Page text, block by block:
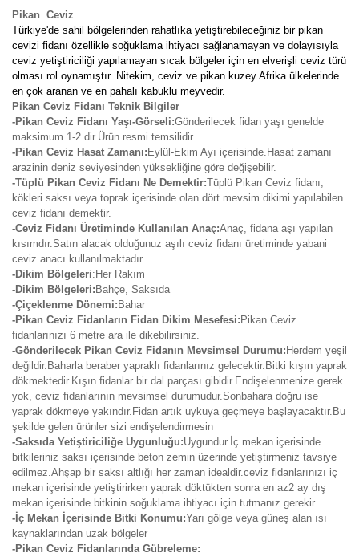
Pikan Ceviz
Türkiye'de sahil bölgelerinden rahatlıka yetiştirebileceğiniz bir pikan
cevizi fidanı özellikle soğuklama ihtiyacı sağlanamayan ve dolayısıyla
ceviz yetiştiriciliği yapılamayan sıcak bölgeler için en elverişli ceviz türü
olması rol oynamıştır. Nitekim, ceviz ve pikan kuzey Afrika ülkelerinde
en çok aranan ve en pahalı kabuklu meyvedir.
Pikan Ceviz Fidanı Teknik Bilgiler
-Pikan Ceviz Fidanı Yaşı-Görseli:Gönderilecek fidan yaşı genelde
maksimum 1-2 dir.Ürün resmi temsilidir.
-Pikan Ceviz Hasat Zamanı: Eylül-Ekim Ayı içerisinde.Hasat zamanı
arazinin deniz seviyesinden yüksekliğine göre değişebilir.
-Tüplü Pikan Ceviz Fidanı Ne Demektir:Tüplü Pikan Ceviz fidanı,
kökleri saksı veya toprak içerisinde olan dört mevsim dikimi yapılabilen
ceviz fidanı demektir.
-Ceviz Fidanı Üretiminde Kullanılan Anaç:Anaç, fidana aşı yapılan
kısımdır.Satın alacak olduğunuz aşılı ceviz fidanı üretiminde yabani
ceviz anacı kullanılmaktadır.
-Dikim Bölgeleri:Her Rakım
-Dikim Bölgeleri: Bahçe, Saksıda
-Çiçeklenme Dönemi: Bahar
-Pikan Ceviz Fidanların Fidan Dikim Mesefesi: Pikan Ceviz
fidanlarınızı 6 metre ara ile dikebilirsiniz.
-Gönderilecek Pikan Ceviz Fidanın Mevsimsel Durumu: Herdem yeşil
değildir.Baharla beraber yapraklı fidanlarınız gelecektir.Bitki kışın yaprak
dökmektedir.Kışın fidanlar bir dal parçası gibidir.Endişelenmenize gerek
yok, ceviz fidanlarının mevsimsel durumudur.Sonbahara doğru ise
yaprak dökmeye yakındır.Fidan artık uykuya geçmeye başlayacaktır.Bu
şekilde gelen ürünler sizi endişelendirmesin
-Saksıda Yetiştiriciliğe Uygunluğu:Uygundur.İç mekan içerisinde
bitkileriniz saksı içerisinde beton zemin üzerinde yetiştirmeniz tavsiye
edilmez.Ahşap bir saksı altlığı her zaman idealdir.ceviz fidanlarınızı iç
mekan içerisinde yetiştirirken yaprak döktükten sonra en az2 ay dış
mekan içerisinde bitkinin soğuklama ihtiyacı için tutmanız gerekir.
-İç Mekan İçerisinde Bitki Konumu:Yarı gölge veya güneş alan ısı
kaynaklarından uzak bölgeler
-Pikan Ceviz Fidanlarında Gübreleme: